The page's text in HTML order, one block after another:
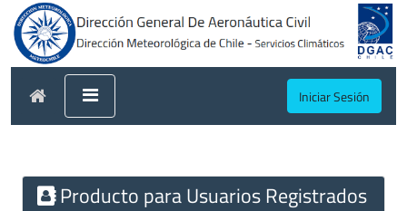
Iniciar Sesión
Producto para Usuarios Registrados